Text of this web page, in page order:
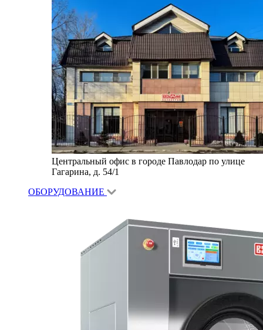
Центральный офис в городе Павлодар по улице
Гагарина, д. 54/1
ОБОРУДОВАНИЕ